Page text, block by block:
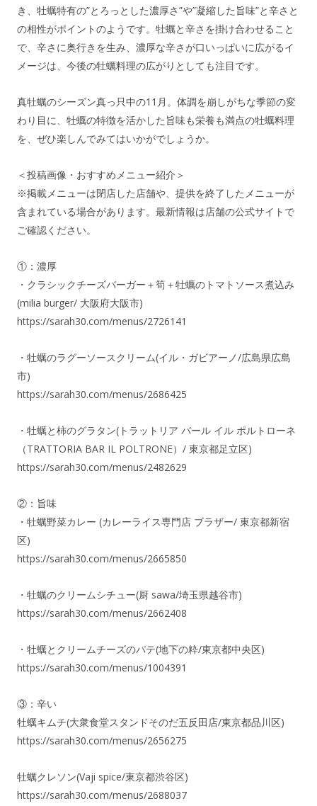
き、牡蠣特有の”とろっとした濃厚さ”や”凝縮した旨味”と辛さと
の相性がポイントのようです。牡蠣と辛さを掛け合わせること
で、辛さに奥行きを生み、濃厚な辛さが口いっぱいに広がるイ
メージは、今後の牡蠣料理の広がりとしても注目です。
真牡蠣のシーズン真っ只中の11月。体調を崩しがちな季節の変
わり目に、牡蠣の特徴を活かした旨味も栄養も満点の牡蠣料理
を、ぜひ楽しんでみてはいかがでしょうか。
＜投稿画像・おすすめメニュー紹介＞
※掲載メニューは閉店した店舗や、提供を終了したメニューが
含まれている場合があります。最新情報は店舗の公式サイトで
ご確認ください。
①：濃厚
・クラシックチーズバーガー＋筍＋牡蠣のトマトソース煮込み
(milia burger/ 大阪府大阪市)
https://sarah30.com/menus/2726141
・牡蠣のラグーソースクリーム(イル・ガビアーノ/広島県広島
市)
https://sarah30.com/menus/2686425
・牡蠣と柿のグラタン(トラットリア バール イル ポルトローネ
（TRATTORIA BAR IL POLTRONE）/ 東京都足立区)
https://sarah30.com/menus/2482629
②：旨味
・牡蠣野菜カレー (カレーライス専門店 ブラザー/ 東京都新宿
区)
https://sarah30.com/menus/2665850
・牡蠣のクリームシチュー(厨 sawa/埼玉県越谷市)
https://sarah30.com/menus/2662408
・牡蠣とクリームチーズのパテ(地下の粋/東京都中央区)
https://sarah30.com/menus/1004391
③：辛い
牡蠣キムチ(大衆食堂スタンドそのだ五反田店/東京都品川区)
https://sarah30.com/menus/2656275
牡蠣クレソン(Vaji spice/東京都渋谷区)
https://sarah30.com/menus/2688037